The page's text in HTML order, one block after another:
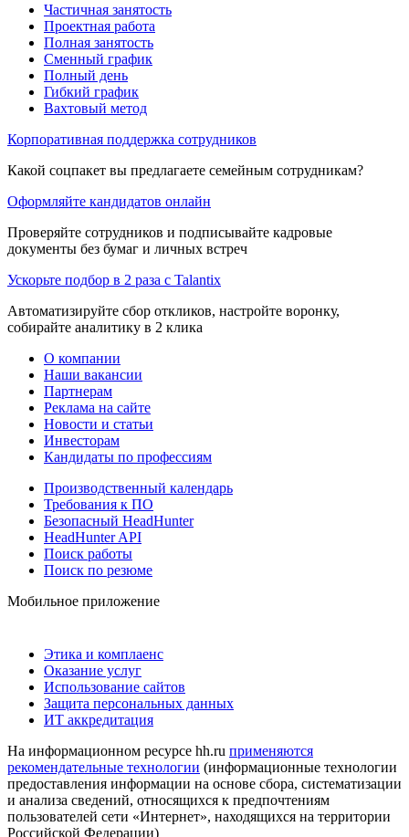
Частичная занятость
Проектная работа
Полная занятость
Сменный график
Полный день
Гибкий график
Вахтовый метод
Корпоративная поддержка сотрудников
Какой соцпакет вы предлагаете семейным сотрудникам?
Оформляйте кандидатов онлайн
Проверяйте сотрудников и подписывайте кадровые
документы без бумаг и личных встреч
Ускорьте подбор в 2 раза с Talantix
Автоматизируйте сбор откликов, настройте воронку,
собирайте аналитику в 2 клика
О компании
Наши вакансии
Партнерам
Реклама на сайте
Новости и статьи
Инвесторам
Кандидаты по профессиям
Производственный календарь
Требования к ПО
Безопасный HeadHunter
HeadHunter API
Поиск работы
Поиск по резюме
Мобильное приложение
Этика и комплаенс
Оказание услуг
Использование сайтов
Защита персональных данных
ИТ аккредитация
На информационном ресурсе hh.ru применяются
рекомендательные технологии (информационные технологии
предоставления информации на основе сбора, систематизации
и анализа сведений, относящихся к предпочтениям
пользователей сети «Интернет», находящихся на территории
Российской Федерации)